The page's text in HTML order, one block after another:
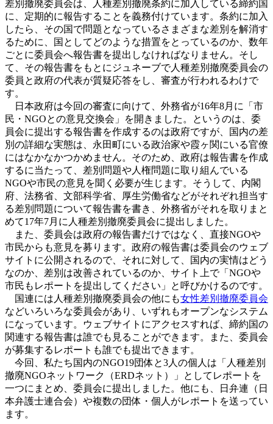
差別撤廃委員会は、人種差別撤廃条約に加入している締約国
に、定期的に報告することを義務付けています。条約に加入
したら、その国で問題となっているさまざまな差別を解消す
るために、国としてどのような措置をとっているのか、数年
ごとに委員会へ報告書を提出しなければなりません。そし
て、その報告書をもとにジュネーブで人種差別撤廃委員会の
委員と政府の代表が質疑応答をし、審査が行われるわけで
す。
日本政府は今回の審査に向けて、外務省が16年8月に「市
民・NGOとの意見交換会」を開きました。というのは、委
員会に提出する報告書を作成するのは政府ですが、国内の差
別の詳細な実態は、永田町にいる政治家や霞ヶ関にいる官僚
にはなかなかつかめません。そのため、政府は報告書を作成
するに当たって、差別問題や人権問題に取り組んでいる
NGOや市民の意見を聞く必要が生じます。そうして、内閣
府、法務省、文部科学省、厚生労働省などがそれぞれ担当す
る差別問題について報告書を書き、外務省がそれを取りまと
めて17年7月に人種差別撤廃委員会に提出しました。
また、委員会は政府の報告書だけではなく、直接NGOや
市民からも意見を募ります。政府の報告書は委員会のウェブ
サイトに公開されるので、それに対して、国内の実情はどう
なのか、差別は改善されているのか、サイト上で「NGOや
市民もレポートを提出してください」と呼びかけるのです。
国連には人種差別撤廃委員会の他にも女性差別撤廃委員会
などいろいろな委員会があり、いずれもオープンなシステム
になっています。ウェブサイトにアクセスすれば、締約国の
関連する報告書は誰でも見ることができます。また、委員会
が募集するレポートも誰でも提出できます。
今回、私たち国内のNGO19団体と3人の個人は 「人種差別
撤廃NGOネットワーク（ERDネット）」
としてレポートを
一つにまとめ、委員会に提出しました。他にも、日弁連（日
本弁護士連合会）や複数の団体・個人がレポートを送ってい
ます。